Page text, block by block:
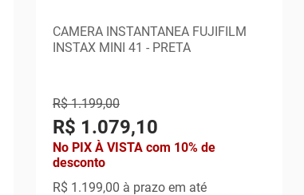
CAMERA INSTANTANEA FUJIFILM
INSTAX MINI 41 - PRETA
R$ 1.199,00
R$ 1.079,10
No PIX À VISTA com 10% de
desconto
R$ 1.199,00 à prazo em até